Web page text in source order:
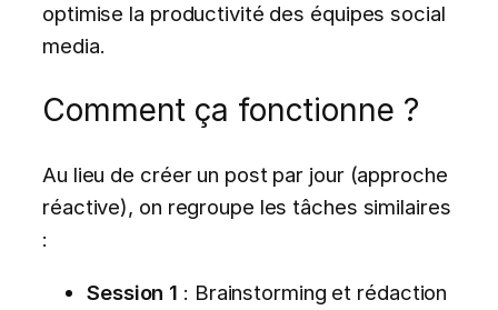
optimise la productivité des équipes social
media.
Comment ça fonctionne ?
Au lieu de créer un post par jour (approche
réactive), on regroupe les tâches similaires
:
Session 1 : Brainstorming et rédaction